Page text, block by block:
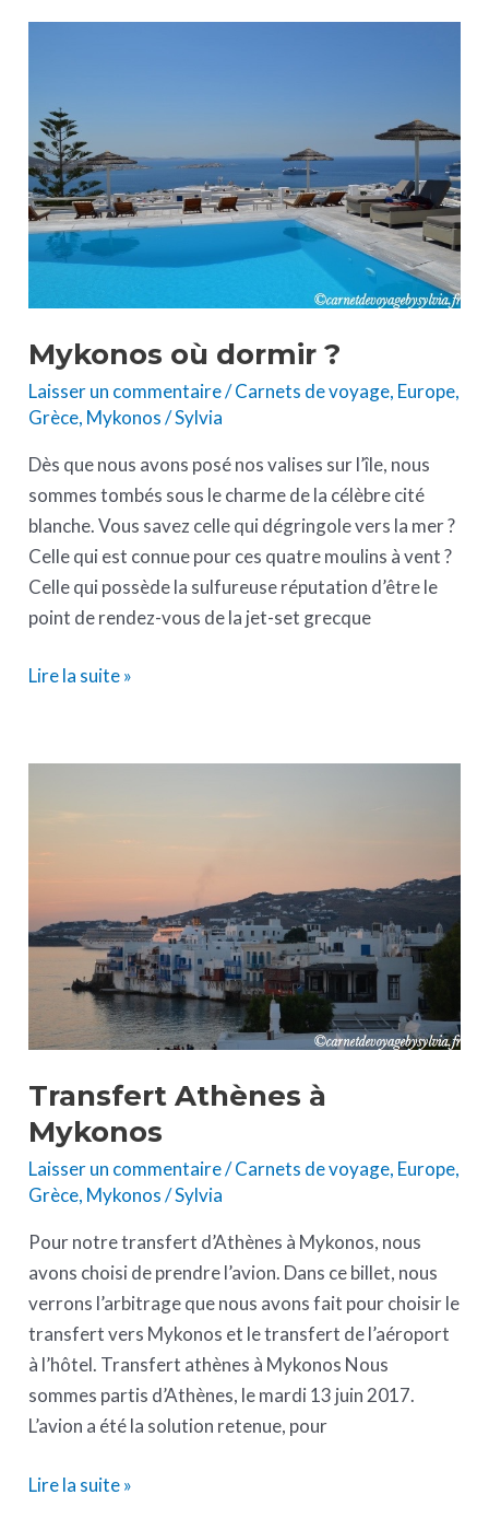
Mykonos où dormir ?
Laisser un commentaire/Carnets de voyage, Europe,
Grèce, Mykonos/Sylvia
Dès que nous avons posé nos valises sur l’île, nous
sommes tombés sous le charme de la célèbre cité
blanche. Vous savez celle qui dégringole vers la mer ?
Celle qui est connue pour ces quatre moulins à vent ?
Celle qui possède la sulfureuse réputation d’être le
point de rendez-vous de la jet-set grecque
Lire la suite »
Transfert Athènes à
Mykonos
Laisser un commentaire/Carnets de voyage, Europe,
Grèce, Mykonos/Sylvia
Pour notre transfert d’Athènes à Mykonos, nous
avons choisi de prendre l’avion. Dans ce billet, nous
verrons l’arbitrage que nous avons fait pour choisir le
transfert vers Mykonos et le transfert de l’aéroport
à l’hôtel. Transfert athènes à Mykonos Nous
sommes partis d’Athènes, le mardi 13 juin 2017.
L’avion a été la solution retenue, pour
Lire la suite »